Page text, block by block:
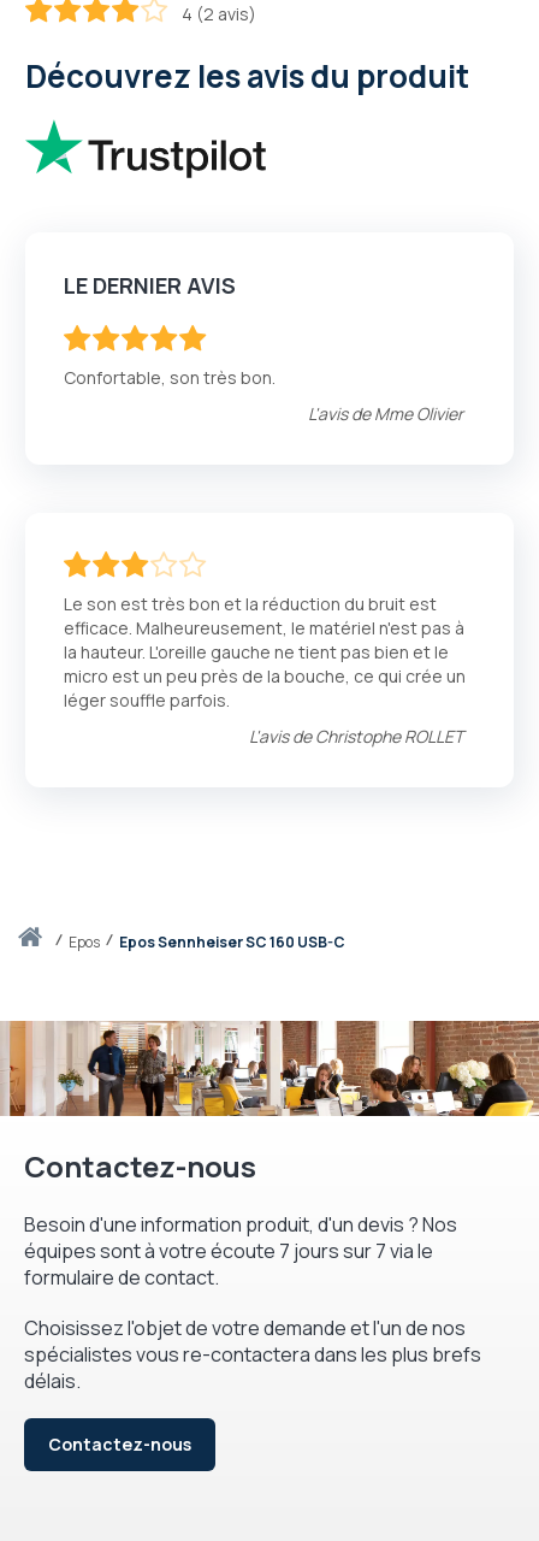
Accueilepos Epos Sennheiser SC 160 USB-C
4 (2 avis)
Découvrez les avis du produit
LE DERNIER AVIS
Confortable, son très bon.
L'avis deMme Olivier
Le son est très bon et la réduction du bruit est
efficace. Malheureusement, le matériel n'est pas à
la hauteur. L'oreille gauche ne tient pas bien et le
micro est un peu près de la bouche, ce qui crée un
léger souffle parfois.
L'avis deChristophe ROLLET
Contactez-nous
Besoin d'une information produit, d'un devis ? Nos
équipes sont à votre écoute 7 jours sur 7 via le
formulaire de contact.
Choisissez l'objet de votre demande et l'un de nos
spécialistes vous re-contactera dans les plus brefs
délais.
Contactez-nous